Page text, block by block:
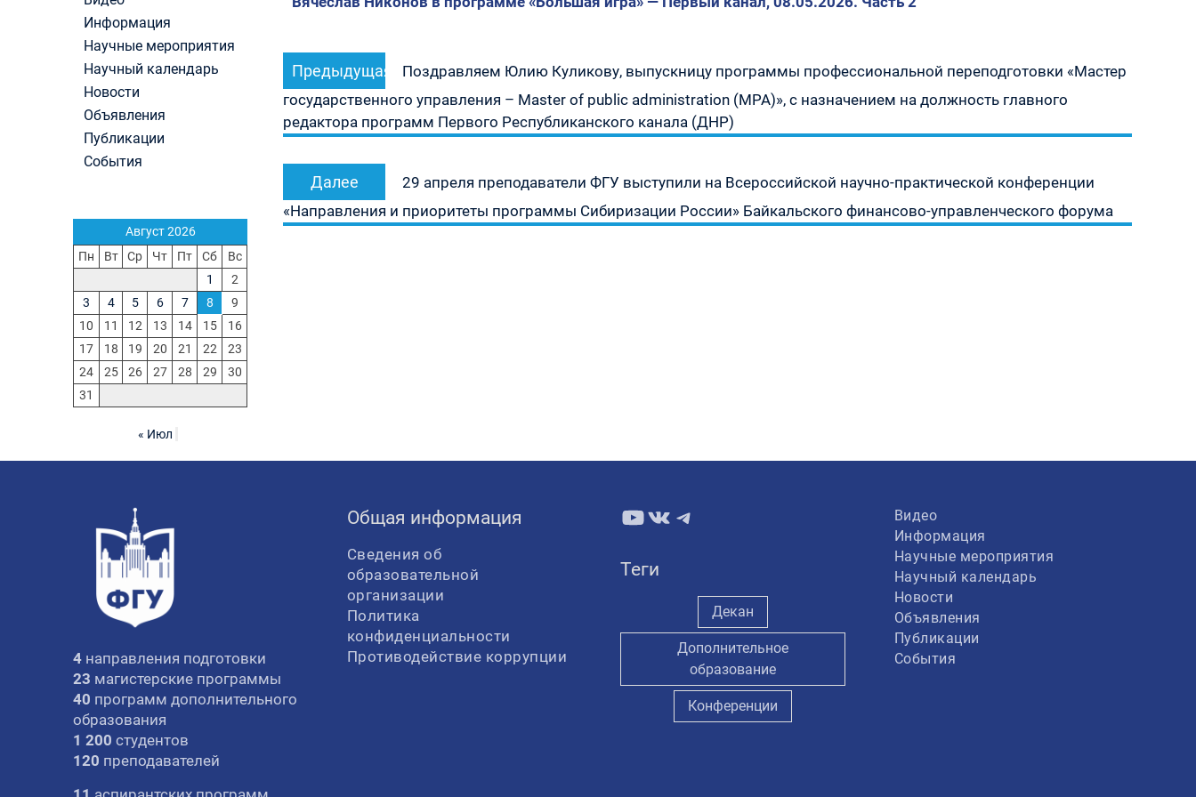
Первый канал, 28.07.2026. Часть 1-3
Вячеслав Никонов в программе «Большая игра» —
Первый канал, 27.07.2026. Часть 1-2
Конкурсные списки лиц, прошедших
вступительные испытания в МГУ имени
М.В.Ломоносова в 2026 году по каждому конкурсу
(ранжированные списки поступающих)
Вячеслав Никонов в программе «Большая игра» —
Первый канал, 24.07.2026. Часть 1-2
Вячеслав Никонов в программе «Большая игра» —
Первый канал, 06.08.2026. Часть 1-3
Навигация
по
записям
Предыдущая
запись:
Поздравляем Юлию Куликову, выпускницу программы профессиональной переподготовки «Мастер
государственного управления – Master of public administration (MPA)», с назначением на должность главного
редактора программ Первого Республиканского канала (ДНР)
Далее
запись:
29 апреля преподаватели ФГУ выступили на Всероссийской научно-практической конференции
«Направления и приоритеты программы Сибиризации России» Байкальского финансово-управленческого форума
Информация
Научные мероприятия
Научный календарь
Новости
Объявления
Публикации
События
Август 2026
Пн
Вт Ср Чт Пт Сб
Вс
1
2
3
4 5 6 7 8
9
10
11 12 13 14 15
16
17
18 19 20 21 22
23
24
25 26 27 28 29
30
31
« Июл
4 направления подготовки
23 магистерские программы
40 программ дополнительного
образования
1 200 студентов
120 преподавателей
Общая информация
Сведения об
образовательной
организации
Политика
конфиденциальности
Противодействие коррупции
YouTube
ВКонтакте
Telegram
Теги
Декан
Дополнительное
образование
Конференции
Видео
Информация
Научные мероприятия
Научный календарь
Новости
Объявления
Публикации
События